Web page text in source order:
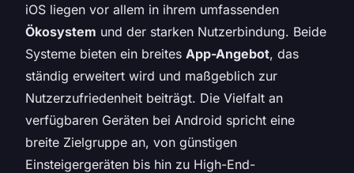
iOS liegen vor allem in ihrem umfassenden
Ökosystem und der starken Nutzerbindung. Beide
Systeme bieten ein breites App-Angebot, das
ständig erweitert wird und maßgeblich zur
Nutzerzufriedenheit beiträgt. Die Vielfalt an
verfügbaren Geräten bei Android spricht eine
breite Zielgruppe an, von günstigen
Einsteigergeräten bis hin zu High-End-